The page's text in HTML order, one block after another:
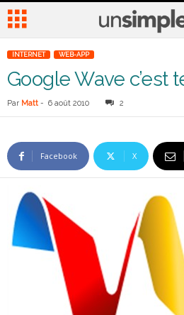
INTERNET WEB-APP
Google Wave c’est
Par Matt - 6 août 2010 2
Facebook X